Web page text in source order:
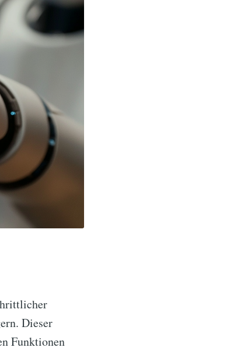
Dieser
Funktionen